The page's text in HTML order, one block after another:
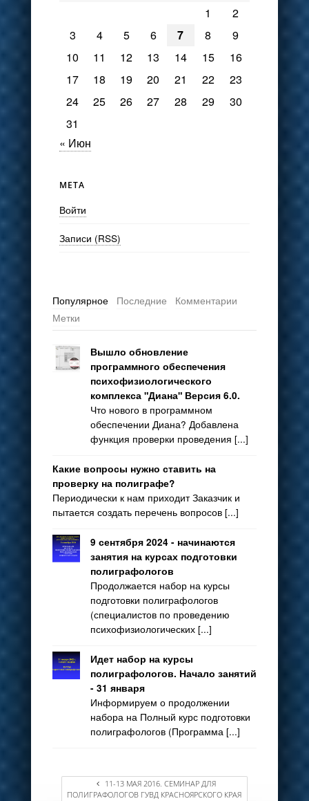
1
2
3
4 5 6 7 8
9
10
11 12 13 14 15
16
17
18 19 20 21 22
23
24
25 26 27 28 29
30
31
« Июн
МЕТА
Войти
Записи (RSS)
Популярное Последние
Комментарии
Метки
Вышло обновление
программного обеспечения
психофизиологического
комплекса "Диана" Версия 6.0.
Что нового в программном
обеспечении Диана? Добавлена
функция проверки проведения [...]
Какие вопросы нужно ставить на
проверку на полиграфе?
Периодически к нам приходит Заказчик и
пытается создать перечень вопросов [...]
9 сентября 2024 - начинаются
занятия на курсах подготовки
полиграфологов
Продолжается набор на курсы
подготовки полиграфологов
(специалистов по проведению
психофизиологических [...]
Идет набор на курсы
полиграфологов. Начало занятий
- 31 января
Информируем о продолжении
набора на Полный курс подготовки
полиграфологов (Программа [...]
11-13 МАЯ 2016. СЕМИНАР ДЛЯ
ПОЛИГРАФОЛОГОВ ГУВД КРАСНОЯРСКОГО КРАЯ